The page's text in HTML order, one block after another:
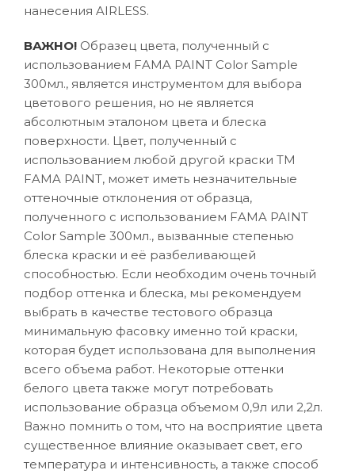
нанесения AIRLESS.
ВАЖНО! Образец цвета, полученный с
использованием FAMA PAINT Color Sample
300мл., является инструментом для выбора
цветового решения, но не является
абсолютным эталоном цвета и блеска
поверхности. Цвет, полученный с
использованием любой другой краски ТМ
FAMA PAINT, может иметь незначительные
оттеночные отклонения от образца,
полученного с использованием FAMA PAINT
Color Sample 300мл., вызванные степенью
блеска краски и её разбеливающей
способностью. Если необходим очень точный
подбор оттенка и блеска, мы рекомендуем
выбрать в качестве тестового образца
минимальную фасовку именно той краски,
которая будет использована для выполнения
всего объема работ. Некоторые оттенки
белого цвета также могут потребовать
использование образца объемом 0,9л или 2,2л.
Важно помнить о том, что на восприятие цвета
существенное влияние оказывает свет, его
температура и интенсивность, а также способ